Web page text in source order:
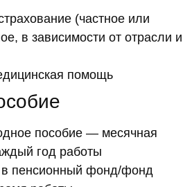
(частное или
в зависимости от отрасли и
помощь
пособие — месячная
год работы
пенсионный фонд/фонд